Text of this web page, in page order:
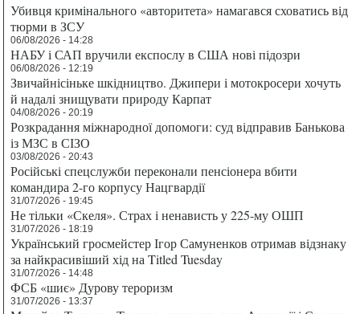
Убивця кримінального «авторитета» намагався сховатись від
тюрми в ЗСУ
06/08/2026 - 14:28
НАБУ і САП вручили експослу в США нові підозри
06/08/2026 - 12:19
Звичайнісіньке шкідництво. Джипери і мотокросери хочуть
й надалі знищувати природу Карпат
04/08/2026 - 20:19
Розкрадання міжнародної допомоги: суд відправив Банькова
із МЗС в СІЗО
03/08/2026 - 20:43
Російські спецслужби переконали пенсіонера вбити
командира 2-го корпусу Нацгвардії
31/07/2026 - 19:45
Не тільки «Скеля». Страх і ненависть у 225-му ОШП
31/07/2026 - 18:19
Український гросмейстер Ігор Самуненков отримав відзнаку
за найкрасивіший хід на Titled Tuesday
31/07/2026 - 14:48
ФСБ «шиє» Дурову тероризм
31/07/2026 - 13:37